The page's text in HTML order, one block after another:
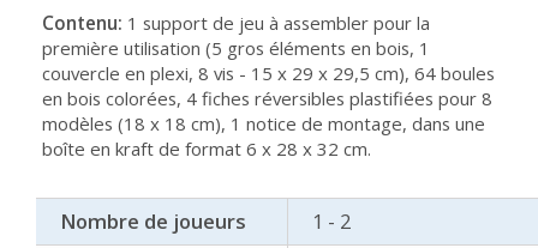
Contenu: 1 support de jeu à assembler pour la
première utilisation (5 gros éléments en bois, 1
couvercle en plexi, 8 vis - 15 x 29 x 29,5 cm), 64 boules
en bois colorées, 4 fiches réversibles plastifiées pour 8
modèles (18 x 18 cm), 1 notice de montage, dans une
boîte en kraft de format 6 x 28 x 32 cm.
Nombre de joueurs
1 - 2